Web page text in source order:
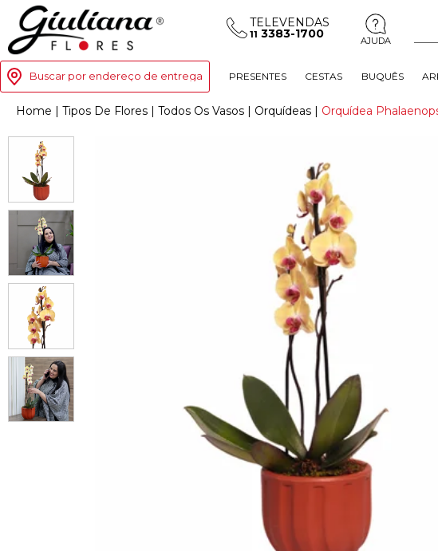
TELEVENDAS
11 3383-1700 AJUDA
Buscar por endereço de entrega PRESENTES CESTAS BUQUÊS
Home | Tipos De Flores | Todos Os Vasos | Orquídeas | Orquídea